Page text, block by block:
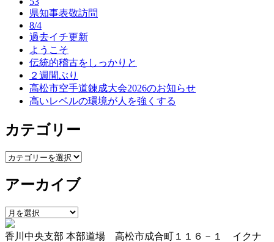
県知事表敬訪問
8/4
過去イチ更新
ようこそ
伝統的稽古をしっかりと
２週間ぶり
高松市空手道錬成大会2026のお知らせ
高いレベルの環境が人を強くする
カテゴリー
カ
ゴ
ー
アーカイブ
ア
ー
カ
香川中央支部 本部道場 高松市成合町１１６－１ イクナ